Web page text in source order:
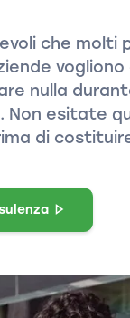
che molti
vogliono
nulla
Non esitate
di